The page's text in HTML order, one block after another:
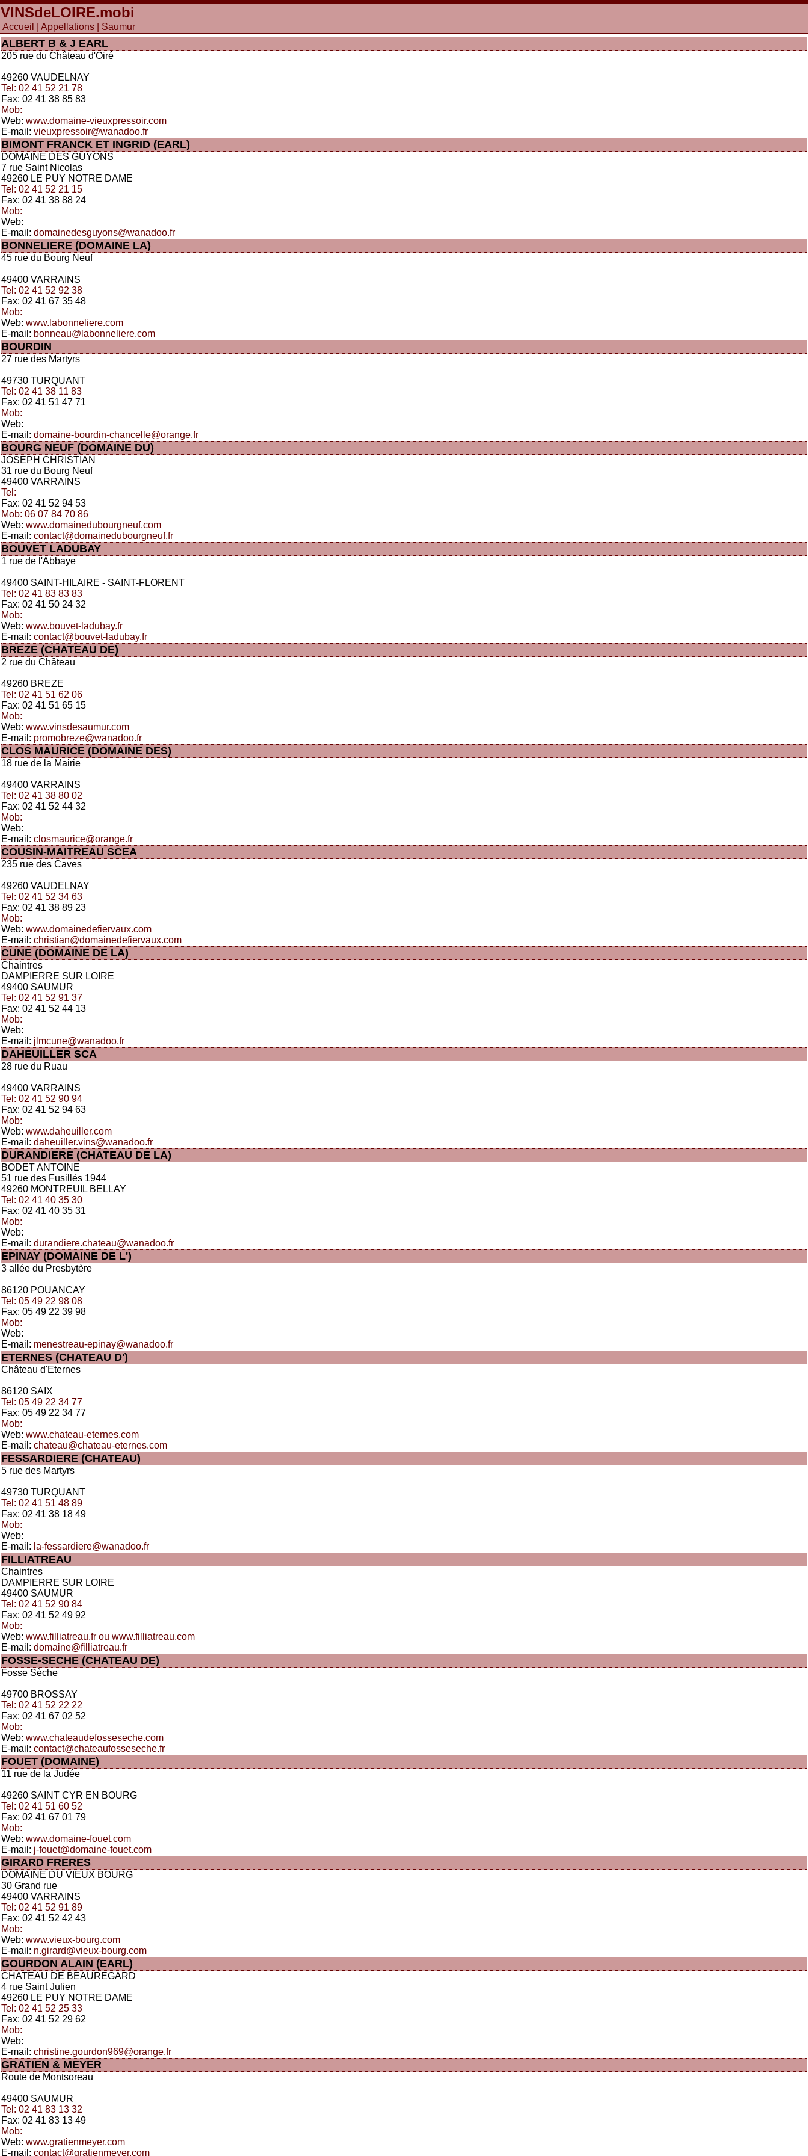
VINSdeLOIRE.mobi
Accueil Appellations | Saumur
ALBERT B & J EARL
205 rue du Château d'Oiré
49260 VAUDELNAY
Tel: 02 41 52 21 78
Fax: 02 41 38 85 83
Mob:
Web: www.domaine-vieuxpressoir.com
E-mail: vieuxpressoir@wanadoo.fr
BIMONT FRANCK ET INGRID (EARL)
DOMAINE DES GUYONS
7 rue Saint Nicolas
49260 LE PUY NOTRE DAME
Tel: 02 41 52 21 15
Fax: 02 41 38 88 24
Mob:
Web:
E-mail: domainedesguyons@wanadoo.fr
BONNELIERE (DOMAINE LA)
45 rue du Bourg Neuf
49400 VARRAINS
Tel: 02 41 52 92 38
Fax: 02 41 67 35 48
Mob:
Web: www.labonneliere.com
E-mail: bonneau@labonneliere.com
BOURDIN
27 rue des Martyrs
49730 TURQUANT
Tel: 02 41 38 11 83
Fax: 02 41 51 47 71
Mob:
Web:
E-mail: domaine-bourdin-chancelle@orange.fr
BOURG NEUF (DOMAINE DU)
JOSEPH CHRISTIAN
31 rue du Bourg Neuf
49400 VARRAINS
Tel:
Fax: 02 41 52 94 53
Mob: 06 07 84 70 86
Web: www.domainedubourgneuf.com
E-mail: contact@domainedubourgneuf.fr
BOUVET LADUBAY
1 rue de l'Abbaye
49400 SAINT-HILAIRE - SAINT-FLORENT
Tel: 02 41 83 83 83
Fax: 02 41 50 24 32
Mob:
Web: www.bouvet-ladubay.fr
E-mail: contact@bouvet-ladubay.fr
BREZE (CHATEAU DE)
2 rue du Château
49260 BREZE
Tel: 02 41 51 62 06
Fax: 02 41 51 65 15
Mob:
Web: www.vinsdesaumur.com
E-mail: promobreze@wanadoo.fr
CLOS MAURICE (DOMAINE DES)
18 rue de la Mairie
49400 VARRAINS
Tel: 02 41 38 80 02
Fax: 02 41 52 44 32
Mob:
Web:
E-mail: closmaurice@orange.fr
COUSIN-MAITREAU SCEA
235 rue des Caves
49260 VAUDELNAY
Tel: 02 41 52 34 63
Fax: 02 41 38 89 23
Mob:
Web: www.domainedefiervaux.com
E-mail: christian@domainedefiervaux.com
CUNE (DOMAINE DE LA)
Chaintres
DAMPIERRE SUR LOIRE
49400 SAUMUR
Tel: 02 41 52 91 37
Fax: 02 41 52 44 13
Mob:
Web:
E-mail: jlmcune@wanadoo.fr
DAHEUILLER SCA
28 rue du Ruau
49400 VARRAINS
Tel: 02 41 52 90 94
Fax: 02 41 52 94 63
Mob:
Web: www.daheuiller.com
E-mail: daheuiller.vins@wanadoo.fr
DURANDIERE (CHATEAU DE LA)
BODET ANTOINE
51 rue des Fusillés 1944
49260 MONTREUIL BELLAY
Tel: 02 41 40 35 30
Fax: 02 41 40 35 31
Mob:
Web:
E-mail: durandiere.chateau@wanadoo.fr
EPINAY (DOMAINE DE L')
3 allée du Presbytère
86120 POUANCAY
Tel: 05 49 22 98 08
Fax: 05 49 22 39 98
Mob:
Web:
E-mail: menestreau-epinay@wanadoo.fr
ETERNES (CHATEAU D')
Château d'Eternes
86120 SAIX
Tel: 05 49 22 34 77
Fax: 05 49 22 34 77
Mob:
Web: www.chateau-eternes.com
E-mail: chateau@chateau-eternes.com
FESSARDIERE (CHATEAU)
5 rue des Martyrs
49730 TURQUANT
Tel: 02 41 51 48 89
Fax: 02 41 38 18 49
Mob:
Web:
E-mail: la-fessardiere@wanadoo.fr
FILLIATREAU
Chaintres
DAMPIERRE SUR LOIRE
49400 SAUMUR
Tel: 02 41 52 90 84
Fax: 02 41 52 49 92
Mob:
Web: www.filliatreau.fr ou www.filliatreau.com
E-mail: domaine@filliatreau.fr
FOSSE-SECHE (CHATEAU DE)
Fosse Sèche
49700 BROSSAY
Tel: 02 41 52 22 22
Fax: 02 41 67 02 52
Mob:
Web: www.chateaudefosseseche.com
E-mail: contact@chateaufosseseche.fr
FOUET (DOMAINE)
11 rue de la Judée
49260 SAINT CYR EN BOURG
Tel: 02 41 51 60 52
Fax: 02 41 67 01 79
Mob:
Web: www.domaine-fouet.com
E-mail: j-fouet@domaine-fouet.com
GIRARD FRERES
DOMAINE DU VIEUX BOURG
30 Grand rue
49400 VARRAINS
Tel: 02 41 52 91 89
Fax: 02 41 52 42 43
Mob:
Web: www.vieux-bourg.com
E-mail: n.girard@vieux-bourg.com
GOURDON ALAIN (EARL)
CHATEAU DE BEAUREGARD
4 rue Saint Julien
49260 LE PUY NOTRE DAME
Tel: 02 41 52 25 33
Fax: 02 41 52 29 62
Mob:
Web:
E-mail: christine.gourdon969@orange.fr
GRATIEN & MEYER
Route de Montsoreau
49400 SAUMUR
Tel: 02 41 83 13 32
Fax: 02 41 83 13 49
Mob:
Web: www.gratienmeyer.com
E-mail: contact@gratienmeyer.com